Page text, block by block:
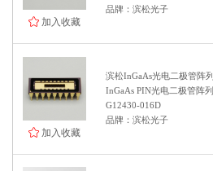
加入收藏
品牌：滨松光子
加入收藏
滨松InGaAs光电二极管阵列
InGaAs PIN光电二极管阵列
G12430-016D
品牌：滨松光子